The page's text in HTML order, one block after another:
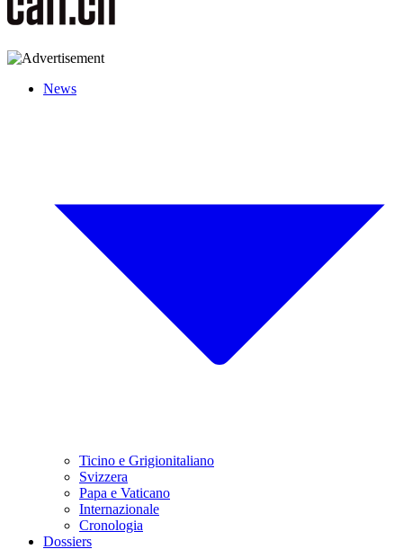
News
Ticino e Grigionitaliano
Svizzera
Papa e Vaticano
Internazionale
Cronologia
Dossiers